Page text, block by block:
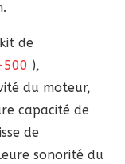
de
500 ),
du moteur,
capacité de
de
sonorité du